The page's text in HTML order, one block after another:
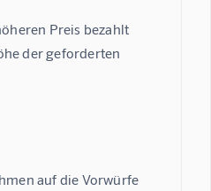
Preis bezahlt
der geforderten
auf die Vorwürfe